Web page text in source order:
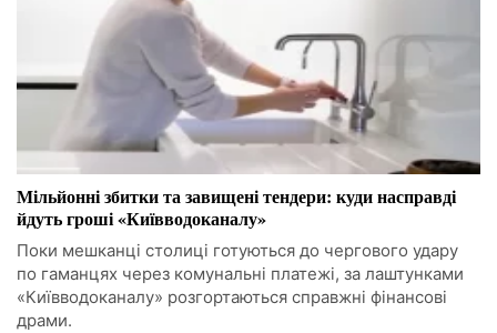
Мільйонні збитки та завищені тендери: куди насправді
йдуть гроші «Київводоканалу»
Поки мешканці столиці готуються до чергового удару
по гаманцях через комунальні платежі, за лаштунками
«Київводоканалу» розгортаються справжні фінансові
драми.